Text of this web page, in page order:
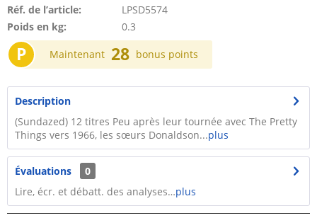
Réf. de l’article:
LPSD5574
Poids en kg:
0.3
P Maintenant 28 bonus points
Description
(Sundazed) 12 titres Peu après leur tournée avec The Pretty
Things vers 1966, les sœurs Donaldson...plus
Évaluations
0
Lire, écr. et débatt. des analyses…plus